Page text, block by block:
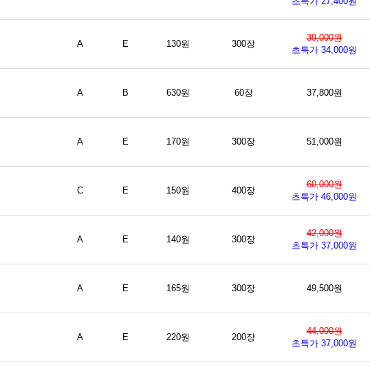
A E 130원 300장
39,000원
초특가 34,000원
A B 630원 60장 37,800원
A E 170원 300장 51,000원
C E 150원 400장
60,000원
초특가 46,000원
A E 140원 300장
42,000원
초특가 37,000원
A E 165원 300장 49,500원
A E 220원 200장
44,000원
초특가 37,000원